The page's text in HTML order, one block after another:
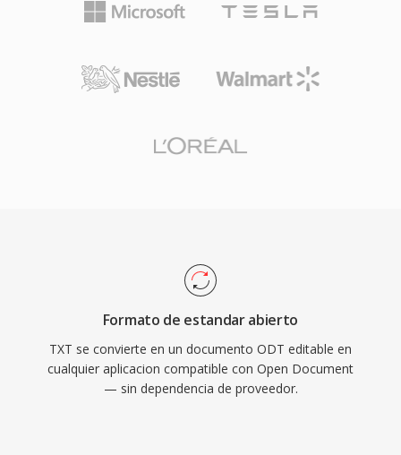
Formato de estandar abierto
TXT se convierte en un documento ODT editable en
cualquier aplicacion compatible con Open Document
— sin dependencia de proveedor.